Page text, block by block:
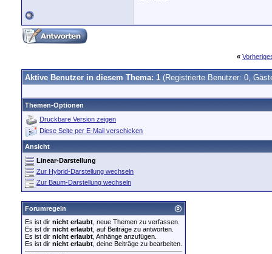
«
Aktive Benutzer in diesem Thema: 1 (Registrierte Benutzer: 0,
Themen-Optionen
Druckbare Version zeigen
Diese Seite per E-Mail verschicken
Ansicht
Linear-Darstellung
Zur Hybrid-Darstellung wechseln
Zur Baum-Darstellung wechseln
Forumregeln
Es ist dir nicht erlaubt , neue Themen zu verfassen.
Es ist dir nicht erlaubt , auf Beiträge zu antworten.
Es ist dir nicht erlaubt , Anhänge anzufügen.
Es ist dir nicht erlaubt , deine Beiträge zu bearbeiten.